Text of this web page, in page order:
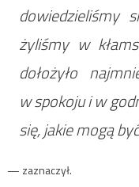
żyliśmy w
dołożyło
w spokoju i w
się, jakie mogą
— zaznaczył.